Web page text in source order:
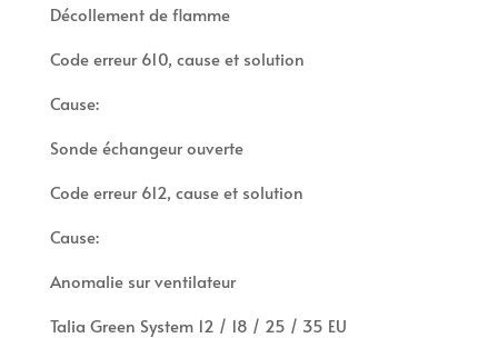
Décollement de flamme
Code erreur 610, cause et solution
Cause:
Sonde échangeur ouverte
Code erreur 612, cause et solution
Cause:
Anomalie sur ventilateur
Talia Green System 12 / 18 / 25 / 35 EU